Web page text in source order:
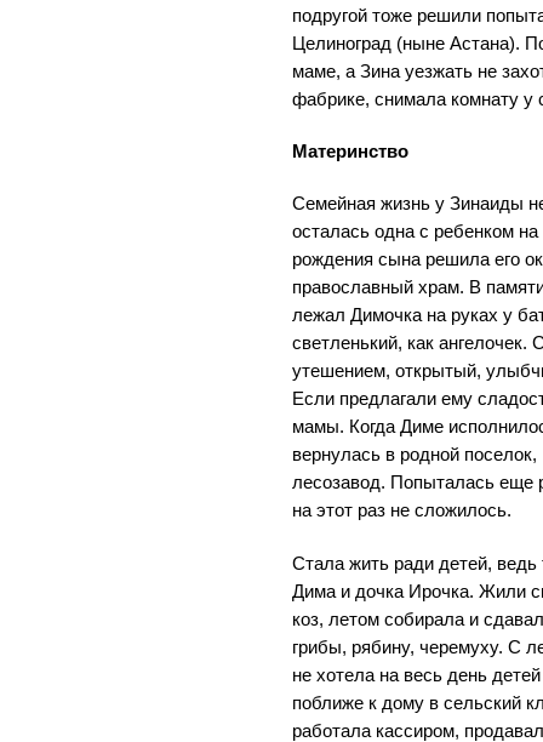
подругой тоже решили
Целиноград (ныне Астана).
маме, а Зина уезжать не
фабрике, снимала комнату у
Материнство
Семейная жизнь у Зинаиды
осталась одна с ребенком
рождения сына решила его
православный храм. В
лежал Димочка на руках у
светленький, как
утешением, открытый,
Если предлагали ему
мамы. Когда Диме
вернулась в родной
лесозавод. Попыталась еще
на этот раз не сложилось.
Стала жить ради детей,
Дима и дочка Ирочка. Жили
коз, летом собирала и
грибы, рябину, черемуху. С
не хотела на весь день
поближе к дому в сельский
работала кассиром,